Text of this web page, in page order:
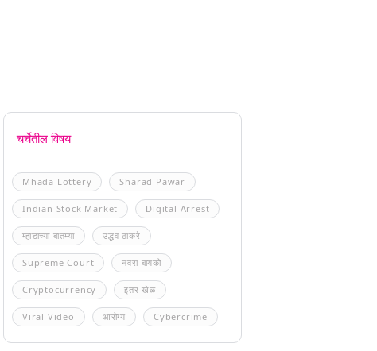
चर्चेतील विषय
Mhada Lottery Sharad Pawar
Indian Stock Market Digital Arrest
म्हाडाच्या बातम्या उद्धव ठाकरे
Supreme Court नवरा बायको
Cryptocurrency इतर खेळ
Viral Video आरोग्य Cybercrime